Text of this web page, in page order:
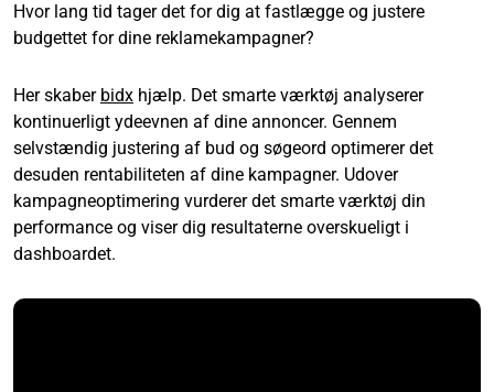
Hvor lang tid tager det for dig at fastlægge og justere
budgettet for dine reklamekampagner?
Her skaber bidx hjælp. Det smarte værktøj analyserer
kontinuerligt ydeevnen af dine annoncer. Gennem
selvstændig justering af bud og søgeord optimerer det
desuden rentabiliteten af dine kampagner. Udover
kampagneoptimering vurderer det smarte værktøj din
performance og viser dig resultaterne overskueligt i
dashboardet.